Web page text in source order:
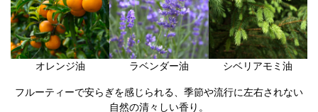
オレンジ油 ラベンダー油 シベリアモミ油
フルーティーで安らぎを感じられる、季節や流行に左右されない
自然の清々しい香り。